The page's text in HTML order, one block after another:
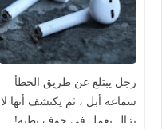
رجل يبتلع عن طريق الخطأ
سماعة أبل ، ثم يكتشف أنها لا
تزال تعمل في جوف بطنه!